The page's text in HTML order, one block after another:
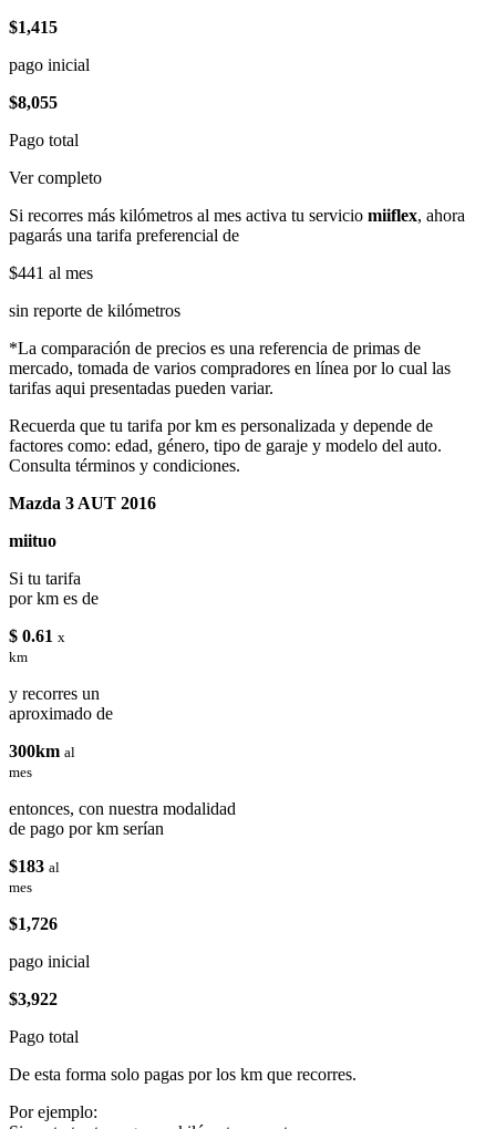
$1,415
pago inicial
$8,055
Pago total
Ver completo
Si recorres más kilómetros al mes activa tu servicio miiflex, ahora
pagarás una tarifa preferencial de
$441 al mes
sin reporte de kilómetros
*La comparación de precios es una referencia de primas de
mercado, tomada de varios compradores en línea por lo cual las
tarifas aqui presentadas pueden variar.
Recuerda que tu tarifa por km es personalizada y depende de
factores como: edad, género, tipo de garaje y modelo del auto.
Consulta términos y condiciones.
Mazda 3 AUT 2016
miituo
Si tu tarifa
por km es de
$ 0.61 x
km
y recorres un
aproximado de
300km al
mes
entonces, con nuestra modalidad
de pago por km serían
$183 al
mes
$1,726
pago inicial
$3,922
Pago total
De esta forma solo pagas por los km que recorres.
Por ejemplo: